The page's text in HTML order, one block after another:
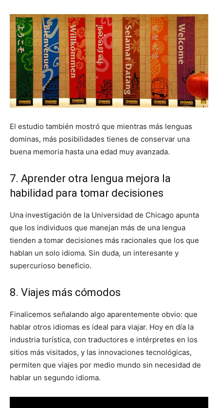
El estudio también mostró que mientras más lenguas
dominas, más posibilidades tienes de conservar una
buena memoria hasta una edad muy avanzada.
7. Aprender otra lengua mejora la
habilidad para tomar decisiones
Una investigación de la Universidad de Chicago apunta
que los individuos que manejan más de una lengua
tienden a tomar decisiones más racionales que los que
hablan un solo idioma. Sin duda, un interesante y
supercurioso beneficio.
8. Viajes más cómodos
Finalicemos señalando algo aparentemente obvio: que
hablar otros idiomas es ideal para viajar. Hoy en día la
industria turística, con traductores e intérpretes en los
sitios más visitados, y las innovaciones tecnológicas,
permiten que viajes por medio mundo sin necesidad de
hablar un segundo idioma.